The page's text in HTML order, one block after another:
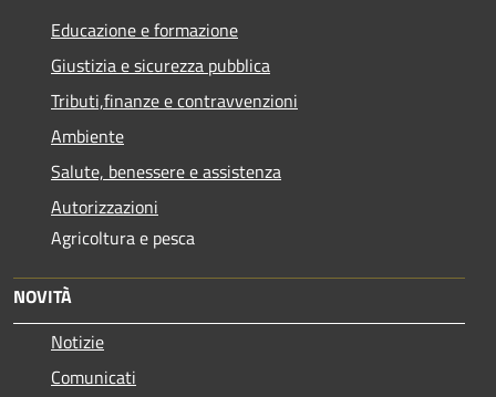
Educazione e formazione
Giustizia e sicurezza pubblica
Tributi,finanze e contravvenzioni
Ambiente
Salute, benessere e assistenza
Autorizzazioni
Agricoltura e pesca
NOVITÀ
Notizie
Comunicati